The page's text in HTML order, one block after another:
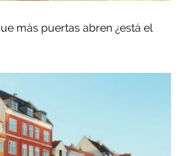
más puertas abren ¿está el